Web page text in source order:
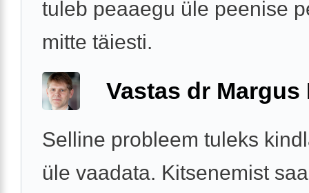
tuleb peaaegu üle peenise
mitte täiesti.
Vastas dr Margus
Selline probleem tuleks
üle vaadata. Kitsenemist